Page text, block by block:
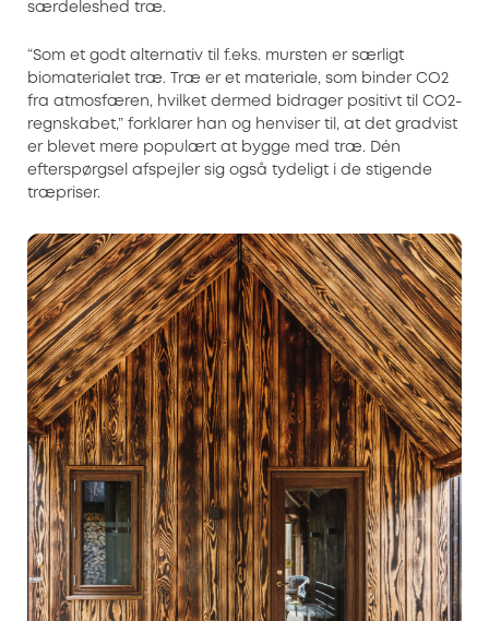
særdeleshed træ.
“Som et godt alternativ til f.eks. mursten er særligt
biomaterialet træ. Træ er et materiale, som binder CO2
fra atmosfæren, hvilket dermed bidrager positivt til CO2-
regnskabet,” forklarer han og henviser til, at det gradvist
er blevet mere populært at bygge med træ. Dén
efterspørgsel afspejler sig også tydeligt i de stigende
træpriser.